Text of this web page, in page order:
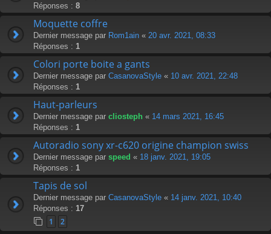
Réponses : 8
Moquette coffre
Dernier message par Rom1ain « 20 avr. 2021, 08:33
Réponses : 1
Colori porte boite a gants
Dernier message par CasanovaStyle « 10 avr. 2021, 22:48
Réponses : 1
Haut-parleurs
Dernier message par cliosteph « 14 mars 2021, 16:45
Réponses : 1
Autoradio sony xr-c620 origine champion swiss
Dernier message par speed « 18 janv. 2021, 19:05
Réponses : 1
Tapis de sol
Dernier message par CasanovaStyle « 14 janv. 2021, 10:40
Réponses : 17
1 2